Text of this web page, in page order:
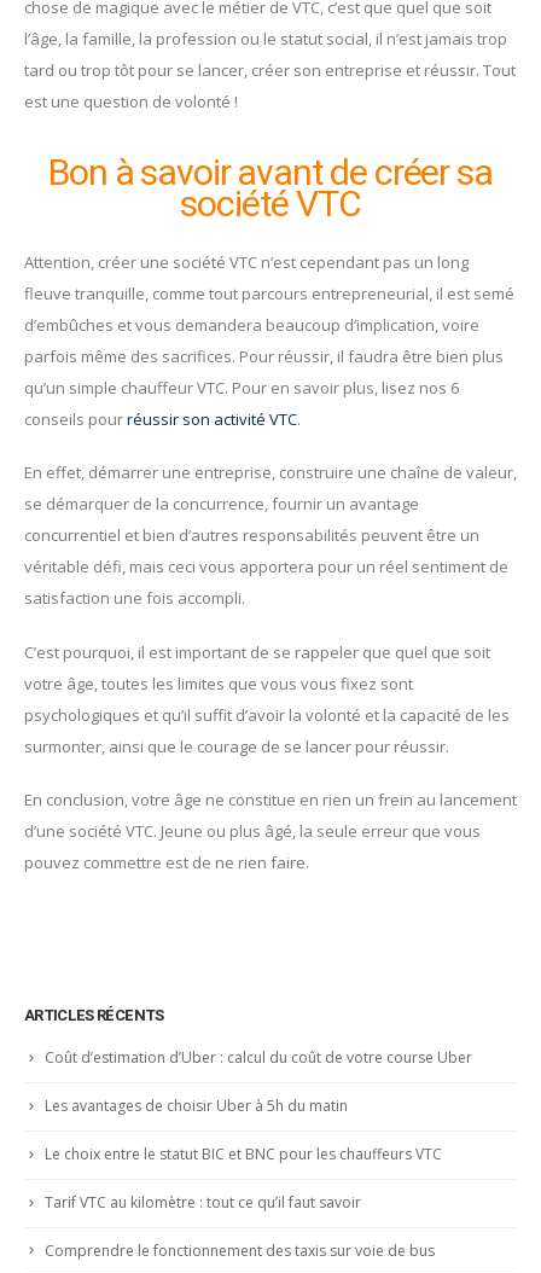
chose de magique avec le métier de VTC, c’est que quel que soit
l’âge, la famille, la profession ou le statut social, il n’est jamais trop
tard ou trop tôt pour se lancer, créer son entreprise et réussir. Tout
est une question de volonté !
Bon à savoir avant de créer sa
société VTC
Attention, créer une société VTC n’est cependant pas un long
fleuve tranquille, comme tout parcours entrepreneurial, il est semé
d’embûches et vous demandera beaucoup d’implication, voire
parfois même des sacrifices. Pour réussir, il faudra être bien plus
qu’un simple chauffeur VTC. Pour en savoir plus, lisez nos 6
conseils pourréussir son activité VTC.
En effet, démarrer une entreprise, construire une chaîne de valeur,
se démarquer de la concurrence, fournir un avantage
concurrentiel et bien d’autres responsabilités peuvent être un
véritable défi, mais ceci vous apportera pour un réel sentiment de
satisfaction une fois accompli.
C’est pourquoi, il est important de se rappeler que quel que soit
votre âge, toutes les limites que vous vous fixez sont
psychologiques et qu’il suffit d’avoir la volonté et la capacité de les
surmonter, ainsi que le courage de se lancer pour réussir.
En conclusion, votre âge ne constitue en rien un frein au lancement
d’une société VTC. Jeune ou plus âgé, la seule erreur que vous
pouvez commettre est de ne rien faire.
ARTICLES RÉCENTS
Coût d’estimation d’Uber : calcul du coût de votre course Uber
Les avantages de choisir Uber à 5h du matin
Le choix entre le statut BIC et BNC pour les chauffeurs VTC
Tarif VTC au kilomètre : tout ce qu’il faut savoir
Comprendre le fonctionnement des taxis sur voie de bus